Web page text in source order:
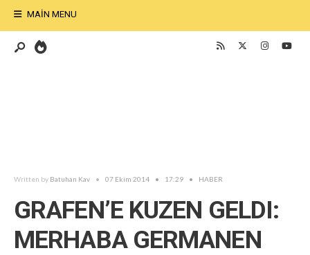
MAIN MENU
Written by Batuhan Kav • 07 Ekim 2014 • 17:29 • HABER
GRAFEN’E KUZEN GELDI:
MERHABA GERMANEN